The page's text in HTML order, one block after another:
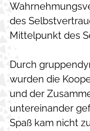
des
Mittelpunkt des
Durch
wurden die
und der
untereinander
Spaß kam nicht